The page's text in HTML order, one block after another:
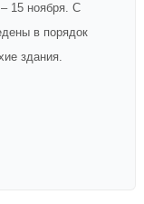
15 ноября. С
в порядок
здания.